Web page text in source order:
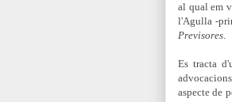
al qual em
l'Agulla -
Previsores.
Es tracta
aspecte de